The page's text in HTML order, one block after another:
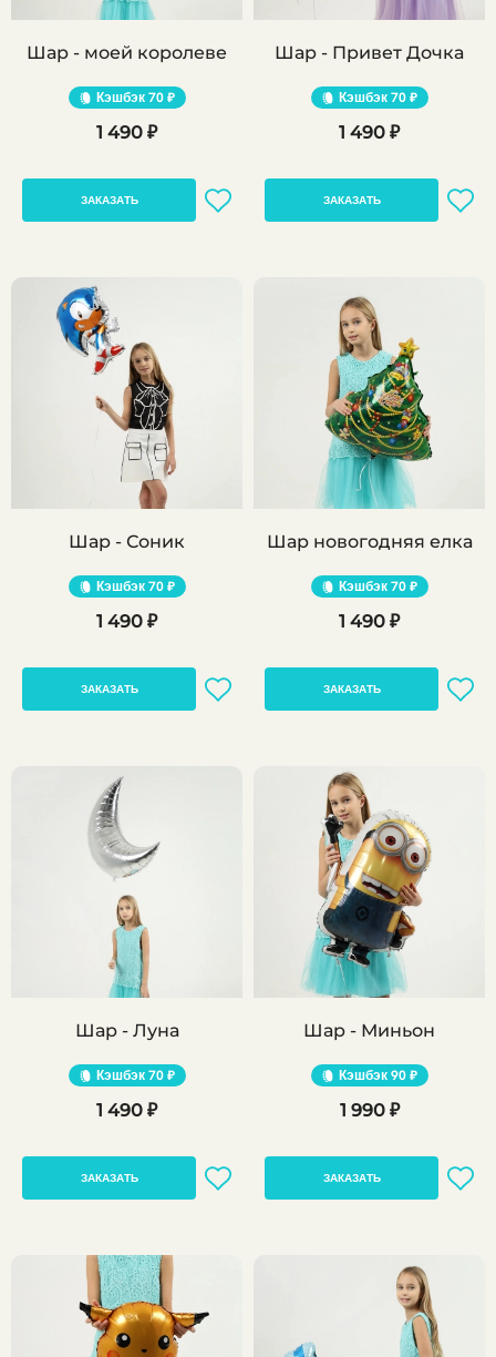
Шар - моей королеве
Кэшбэк70 ₽
1 490 ₽
ЗАКАЗАТЬ
Шар - Привет Дочка
Кэшбэк70 ₽
1 490 ₽
ЗАКАЗАТЬ
Шар - Соник
Кэшбэк70 ₽
1 490 ₽
ЗАКАЗАТЬ
Шар новогодняя елка
Кэшбэк70 ₽
1 490 ₽
ЗАКАЗАТЬ
Шар - Луна
Кэшбэк70 ₽
1 490 ₽
ЗАКАЗАТЬ
Шар - Миньон
Кэшбэк90 ₽
1 990 ₽
ЗАКАЗАТЬ